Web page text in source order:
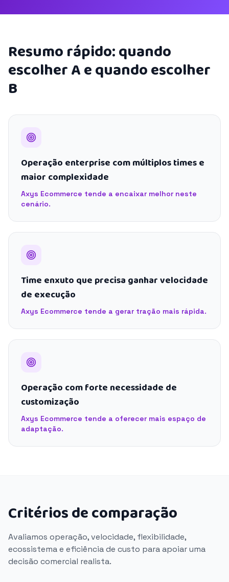
Resumo rápido: quando
escolher A e quando escolher
B
Operação enterprise com múltiplos times e
maior complexidade
Axys Ecommerce tende a encaixar melhor neste
cenário.
Time enxuto que precisa ganhar velocidade
de execução
Axys Ecommerce tende a gerar tração mais rápida.
Operação com forte necessidade de
customização
Axys Ecommerce tende a oferecer mais espaço de
adaptação.
Critérios de comparação
Avaliamos operação, velocidade, flexibilidade,
ecossistema e eficiência de custo para apoiar uma
decisão comercial realista.